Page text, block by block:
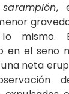
sarampión,
lo mismo.
en el seno
neta